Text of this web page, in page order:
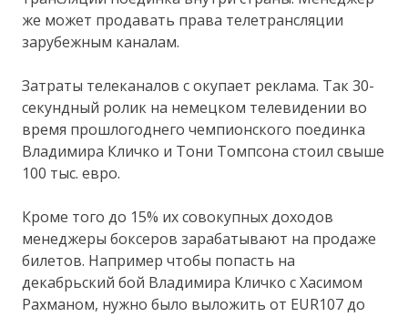
же может продавать права телетрансляции
зарубежным каналам.
Затраты телеканалов с окупает реклама. Так 30-
секундный ролик на немецком телевидении во
время прошлогоднего чемпионского поединка
Владимира Кличко и Тони Томпсона стоил свыше
100 тыс. евро.
Кроме того до 15% их совокупных доходов
менеджеры боксеров зарабатывают на продаже
билетов. Например чтобы попасть на
декабрьский бой Владимира Кличко с Хасимом
Рахманом, нужно было выложить от EUR107 до